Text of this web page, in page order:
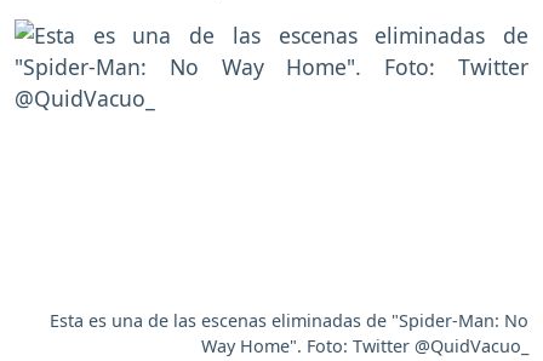
Esta es una de las escenas eliminadas de "Spider-Man: No
Way Home". Foto: Twitter @QuidVacuo_